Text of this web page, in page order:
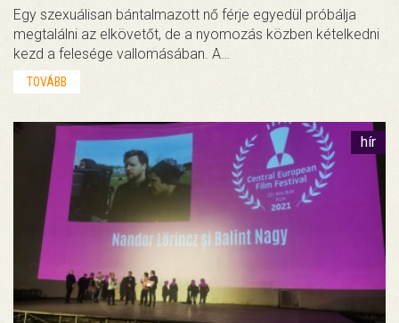
Egy szexuálisan bántalmazott nő férje egyedül próbálja
megtalálni az elkövetőt, de a nyomozás közben kételkedni
kezd a felesége vallomásában. A…
TOVÁBB
hír